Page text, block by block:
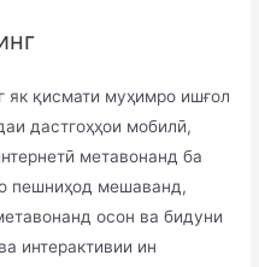
як қисмати муҳимро ишғол
дастгоҳҳои мобилӣ,
метавонанд ба
пешниҳод мешаванд,
осон ва бидуни
интерактивии ин